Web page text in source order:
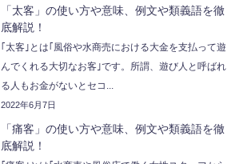
「太客」の使い方や意味、例文や類義語を徹
底解説！
｢太客｣とは｢風俗や水商売における大金を支払って遊
んでくれる大切なお客｣です。所謂、遊び人と呼ばれ
る人もお金がないとセコ...
2022年6月7日
「痛客」の使い方や意味、例文や類義語を徹
底解説！